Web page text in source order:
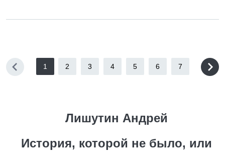
1 2 3 4 5 6 7
Лишутин Андрей
Истоpия, котоpой не было, или